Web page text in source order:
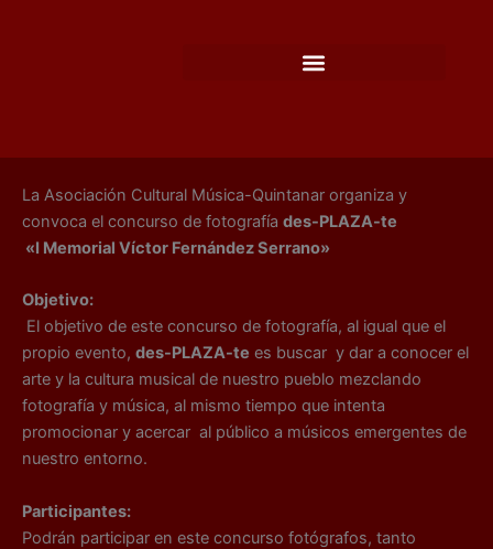
La Asociación Cultural Música-Quintanar organiza y
convoca el concurso de fotografía des-PLAZA-te
«I Memorial Víctor Fernández Serrano»
Objetivo:
El objetivo de este concurso de fotografía, al igual que el
propio evento, des-PLAZA-te es buscar y dar a conocer el
arte y la cultura musical de nuestro pueblo mezclando
fotografía y música, al mismo tiempo que intenta
promocionar y acercar al público a músicos emergentes de
nuestro entorno.
Participantes:
Podrán participar en este concurso fotógrafos, tanto